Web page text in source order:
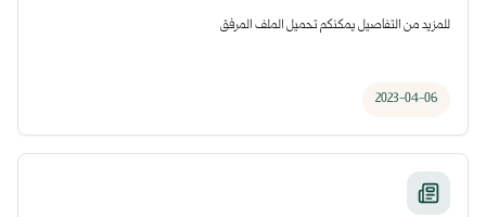
للمزيد من التفاصيل يمكنكم تحميل الملف المرفق
2023-04-06